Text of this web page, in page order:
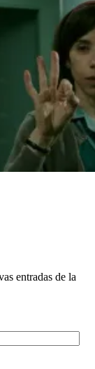
entradas de la